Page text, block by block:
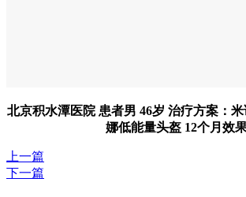
北京积水潭医院 患者男 46岁 治疗方案：
娜低能量头盔 12个月效
上一篇
下一篇